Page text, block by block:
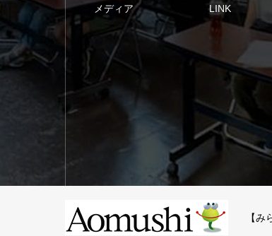
メディア LINK
【